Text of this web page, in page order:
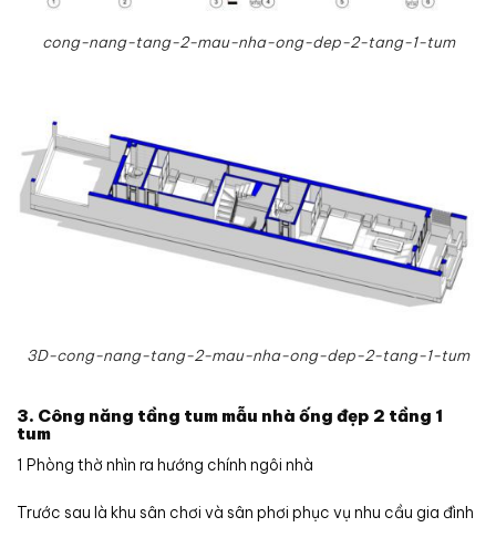
cong-nang-tang-2-mau-nha-ong-dep-2-tang-1-tum
3D-cong-nang-tang-2-mau-nha-ong-dep-2-tang-1-tum
3. Công năng tầng tum mẫu nhà ống đẹp 2 tầng 1
tum
1 Phòng thờ nhìn ra hướng chính ngôi nhà
Trước sau là khu sân chơi và sân phơi phục vụ nhu cầu gia đình